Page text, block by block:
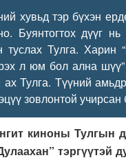
хувьд тэр бүхэн
Буянтогтох дүүг
Тулга. Харин
л юм бол ална
ах Тулга. Түүний
зовлонтой учирсан
киноны Тулгын
тэргүүтэй